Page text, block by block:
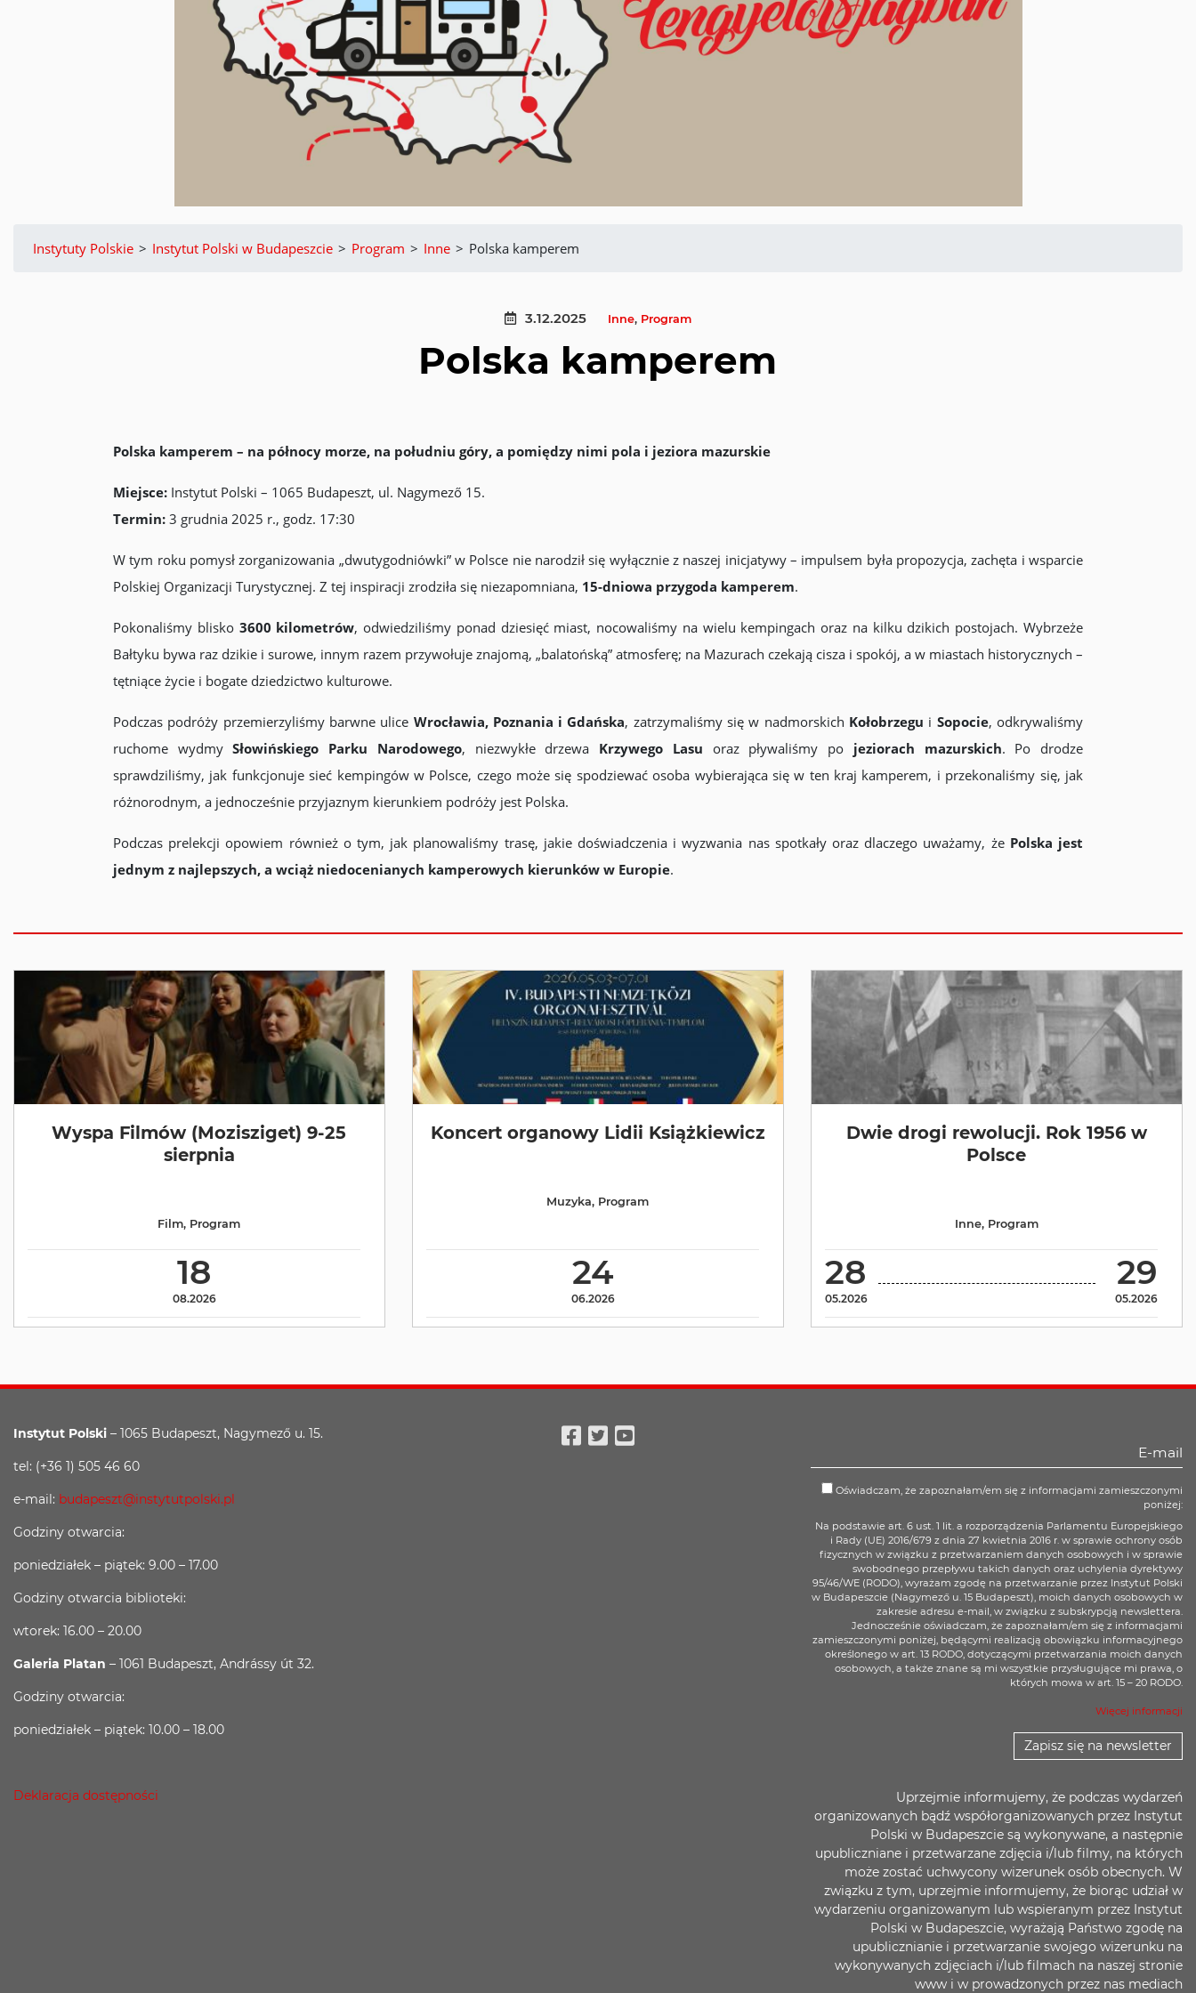
Instytuty Polskie > Instytut Polski w Budapeszcie > Program > Inne > Polska kamperem
3.12.2025 Inne, Program
Polska kamperem
Polska kamperem – na północy morze, na południu góry, a pomiędzy nimi pola i jeziora mazurskie
Miejsce:Instytut Polski – 1065 Budapeszt, ul. Nagymező 15.
Termin:3 grudnia 2025 r., godz. 17:30
W tym roku pomysł zorganizowania „dwutygodniówki” w Polsce nie narodził się wyłącznie z naszej inicjatywy – impulsem była propozycja, zachęta i wsparcie
Polskiej Organizacji Turystycznej. Z tej inspiracji zrodziła się niezapomniana, 15-dniowa przygoda kamperem.
Pokonaliśmy blisko 3600 kilometrów, odwiedziliśmy ponad dziesięć miast, nocowaliśmy na wielu kempingach oraz na kilku dzikich postojach. Wybrzeże
Bałtyku bywa raz dzikie i surowe, innym razem przywołuje znajomą, „balatońską” atmosferę; na Mazurach czekają cisza i spokój, a w miastach historycznych –
tętniące życie i bogate dziedzictwo kulturowe.
Podczas podróży przemierzyliśmy barwne ulice Wrocławia, Poznania i Gdańska, zatrzymaliśmy się w nadmorskich Kołobrzegu i Sopocie, odkrywaliśmy
ruchome wydmySłowińskiego Parku Narodowego, niezwykłe drzewa Krzywego Lasu oraz pływaliśmy po jeziorach mazurskich. Po drodze
sprawdziliśmy, jak funkcjonuje sieć kempingów w Polsce, czego może się spodziewać osoba wybierająca się w ten kraj kamperem, i przekonaliśmy się, jak
różnorodnym, a jednocześnie przyjaznym kierunkiem podróży jest Polska.
Podczas prelekcji opowiem również o tym, jak planowaliśmy trasę, jakie doświadczenia i wyzwania nas spotkały oraz dlaczego uważamy, że Polska jest
jednym z najlepszych, a wciąż niedocenianych kamperowych kierunków w Europie.
Wyspa Filmów (Mozisziget) 9-25
sierpnia
18
08.2026
Film, Program
Koncert organowy Lidii Książkiewicz
24
06.2026
Muzyka, Program
Dwie drogi rewolucji. Rok 1956 w
Polsce
28
05.2026
29
05.2026
Inne, Program
Instytut Polski – 1065 Budapeszt, Nagymező u. 15.
tel: (+36 1) 505 46 60
e-mail: budapeszt@instytutpolski.pl
Godziny otwarcia:
poniedziałek – piątek: 9.00 – 17.00
Godziny otwarcia biblioteki:
wtorek: 16.00 – 20.00
Galeria Platan – 1061 Budapeszt, Andrássy út 32.
Godziny otwarcia:
poniedziałek – piątek: 10.00 – 18.00
Deklaracja dostępności
Oświadczam, że zapoznałam/em się z informacjami zamieszczonymi
poniżej:
Na podstawie art. 6 ust. 1 lit. a rozporządzenia Parlamentu Europejskiego
i Rady (UE) 2016/679 z dnia 27 kwietnia 2016 r. w sprawie ochrony osób
fizycznych w związku z przetwarzaniem danych osobowych i w sprawie
swobodnego przepływu takich danych oraz uchylenia dyrektywy
95/46/WE (RODO), wyrażam zgodę na przetwarzanie przez Instytut Polski
w Budapeszcie (Nagymező u. 15 Budapeszt), moich danych osobowych w
zakresie adresu e-mail, w związku z subskrypcją newslettera.
Jednocześnie oświadczam, że zapoznałam/em się z informacjami
zamieszczonymi poniżej, będącymi realizacją obowiązku informacyjnego
określonego w art. 13 RODO, dotyczącymi przetwarzania moich danych
osobowych, a także znane są mi wszystkie przysługujące mi prawa, o
których mowa w art. 15 – 20 RODO.
Więcej informacji
Zapisz się na newsletter
Uprzejmie informujemy, że podczas wydarzeń
organizowanych bądź współorganizowanych przez Instytut
Polski w Budapeszcie są wykonywane, a następnie
upubliczniane i przetwarzane zdjęcia i/lub filmy, na których
może zostać uchwycony wizerunek osób obecnych. W
związku z tym, uprzejmie informujemy, że biorąc udział w
wydarzeniu organizowanym lub wspieranym przez Instytut
Polski w Budapeszcie, wyrażają Państwo zgodę na
upublicznianie i przetwarzanie swojego wizerunku na
wykonywanych zdjęciach i/lub filmach na naszej stronie
www i w prowadzonych przez nas mediach